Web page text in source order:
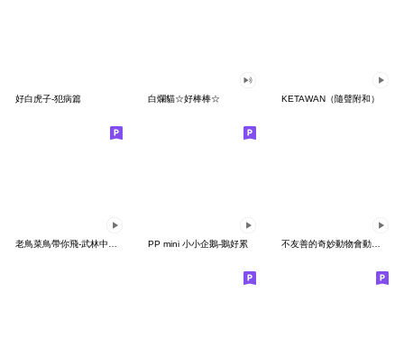
好白虎子-犯病篇 白爛貓☆好棒棒☆ KETAWAN（隨聲附和）
PP mini 小小企鵝-鵝好累 不友善的奇妙動物會動了5.0！